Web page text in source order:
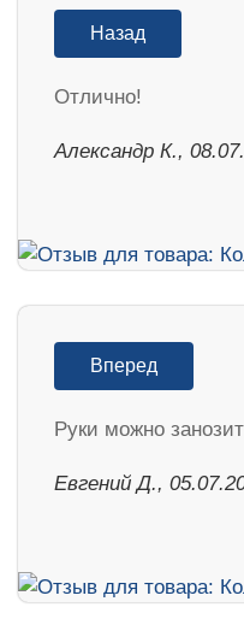
Назад
Отлично!
Александр К.,
Вперед
Руки можно
Евгений Д.,